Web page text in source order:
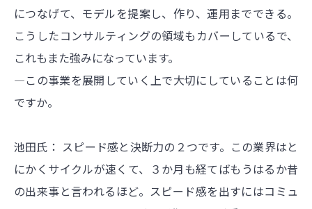
につなげて、モデルを提案し、作り、運用までできる。
こうしたコンサルティングの領域もカバーしているで、
これもまた強みになっています。
―この事業を展開していく上で大切にしていることは何
ですか。
池田氏： スピード感と決断力の２つです。この業界はと
にかくサイクルが速くて、３か月も経てばもうはるか昔
の出来事と言われるほど。スピード感を出すにはコミュ